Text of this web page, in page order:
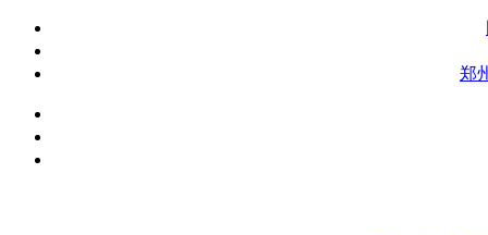
郑